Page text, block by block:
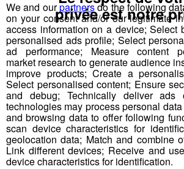
74, le Département a donc acquis un
en capacité d’assurer le transport des
équipes médicales, mais
éventuelle prise en charge médicale
choc anaphylactique.
Ce mardi 23 mars, cette unité
l’Espace Mont-Blanc de Saint
était sur place.
We and ourpartnersdo the following
on your consent and/or our legitimate
access information on a device; Select
personalised ads profile; Select
ad performance; Measure content
market research to generate audience
improve products; Create a
Select personalised content; Ensure
and debug; Technically deliver ads
technologies may process personal
and browsing data to offer following
scan device characteristics for
geolocation data; Match and combine
Link different devices; Receive and
device characteristics for identification.
privée est notre